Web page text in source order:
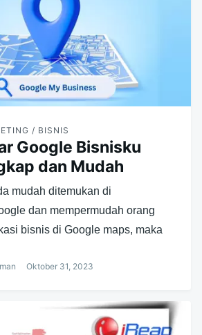
/ BISNIS
Google Bisnisku
dan Mudah
mudah ditemukan di
dan mempermudah orang
bisnis di Google maps, maka
Oktober 31, 2023